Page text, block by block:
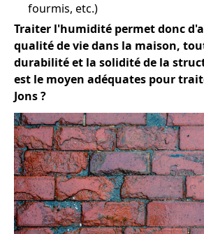
fourmis, etc.)
Traiter l'humidité permet donc
qualité de vie dans la maison,
durabilité et la solidité de la
est le moyen adéquates pour
Jons ?